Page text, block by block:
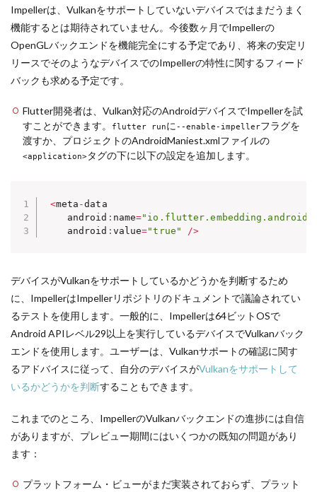
Impellerは、Vulkanをサポートしていないデバイスではまだうまく
機能するとは期待されていません。今後数ヶ月でImpellerの
OpenGLバックエンドを機能完全にする予定であり、将来の安定リ
リースでそのようなデバイスでのImpellerの特性に関するフィード
バックも求める予定です。
Flutter開発者は、Vulkan対応のAndroidデバイスでImpellerを試
すことができます。
flutter runに --enable-impellerフラグを
渡すか、プロジェクトのAndroidManiest.xmlファイルの
<application>タグの下に以下の設定を追加します。
<meta -data
    android
: name=
    android
: value="true" />
デバイスがVulkanをサポートしているかどうかを判断するため
に、ImpellerはImpellerリポジトリのドキュメントで議論されてい
るテストを使用します。一般的に、Impellerは64ビットOSで
Android APIレベル29以上を実行しているデバイスでVulkanバック
エンドを使用します。ユーザーは、Vulkanサポートの確認に関す
るアドバイスに従って、自分のデバイスがVulkanをサポートして
いるかどうかを判断することもできます。
これまでのところ、ImpellerのVulkanバックエンドの進捗には自信
がありますが、プレビュー期間にはいくつかの既知の問題があり
ます：
プラットフォーム・ビューがまだ実装されておらず、プラット